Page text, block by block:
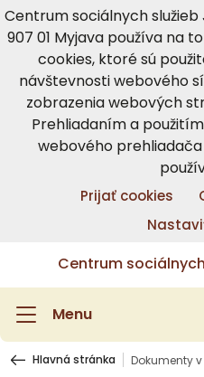
Centrum sociálnych služieb
907 01 Myjava používa na
cookies, ktoré sú
návštevnosti webového
zobrazenia webových
Prehliadaním a
webového
Prijať cookies
Centrum
Menu
Hlavná stránka Dokumenty